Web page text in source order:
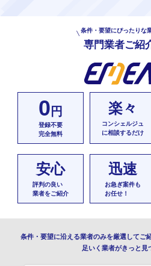
条件・要望にぴったりな
専門業者ご紹
0 円
登録不要
完全無料
楽々
コンシェルジュ
に相談するだけ
安心
評判の良い
業者をご紹介
迅速
お急ぎ案件も
お任せ！
条件・要望に沿える業者のみを厳選してご
足いく業者がきっと見